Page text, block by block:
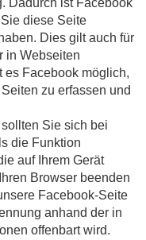
Dadurch ist Facebook
diese Seite
Dies gilt auch für
in Webseiten
es Facebook möglich,
zu erfassen und
Sie sich bei
die Funktion
auf Ihrem Gerät
Browser beenden
Facebook-Seite
anhand der in
offenbart wird.